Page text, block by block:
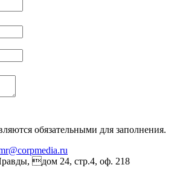
обязательными для заполнения.
дом 24, стр.4, оф. 218